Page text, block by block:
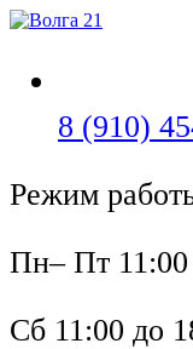
Перейти
8 (910)
Режим
Пн– Пт 11:00
Сб 11:00 до